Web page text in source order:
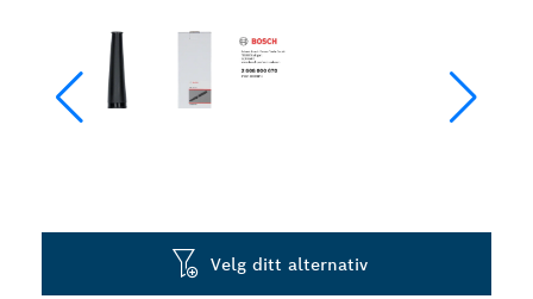
Velg ditt alternativ